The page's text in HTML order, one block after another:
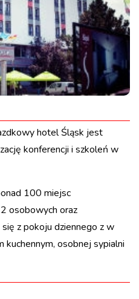
hotel Śląsk jest
konferencji i szkoleń w
100 miejsc
osobowych oraz
z pokoju dziennego z w
kuchennym, osobnej sypialni